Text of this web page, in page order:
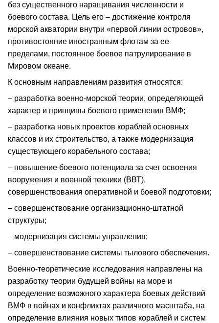
без существенного наращивания численности и
боевого состава. Цель его – достижение контроля
морской акватории внутри «первой линии островов»,
противостояние иностранным флотам за ее
пределами, постоянное боевое патрулирование в
Мировом океане.
К основным направлениям развития относятся:
– разработка военно-морской теории, определяющей
характер и принципы боевого применения ВМФ;
– разработка новых проектов кораблей основных
классов и их строительство, а также модернизация
существующего корабельного состава;
– повышение боевого потенциала за счет освоения
вооружения и военной техники (ВВТ),
совершенствования оперативной и боевой подготовки;
– совершенствование организационно-штатной
структуры;
– модернизация системы управления;
– совершенствование системы тылового обеспечения.
Военно-теоретические исследования направлены на
разработку теории будущей войны на море и
определение возможного характера боевых действий
ВМФ в войнах и конфликтах различного масштаба, на
определение влияния новых типов кораблей и систем